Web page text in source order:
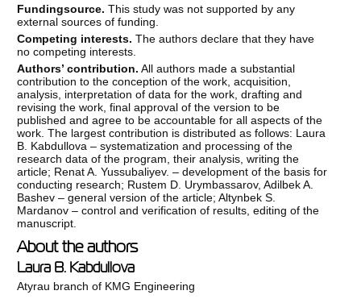
Fundingsource. This study was not supported by any
external sources of funding.
Competing interests. The authors declare that they have
no competing interests.
Authors’ contribution. All authors made a substantial
contribution to the conception of the work, acquisition,
analysis, interpretation of data for the work, drafting and
revising the work, final approval of the version to be
published and agree to be accountable for all aspects of the
work. The largest contribution is distributed as follows: Laura
B. Kabdullova – systematization and processing of the
research data of the program, their analysis, writing the
article; Renat A. Yussubaliyev. – development of the basis for
conducting research; Rustem D. Urymbassarov, Adilbek A.
Bashev – general version of the article; Altynbek S.
Mardanov – control and verification of results, editing of the
manuscript.
About the authors
Laura B. Kabdullova
Atyrau branch of KMG Engineering